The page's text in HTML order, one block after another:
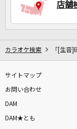
店舗
カラオケ検索 「[生音
サイトマップ
お問い合わせ
DAM
DAM★とも